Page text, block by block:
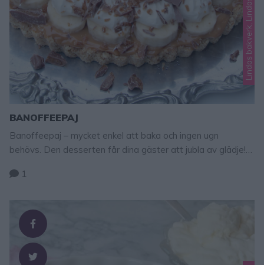
BANOFFEEPAJ
Banoffeepaj – mycket enkel att baka och ingen ugn
behövs. Den desserten får dina gäster att jubla av glädje!
kombo! TIPS! Följ mig gärna Lindas bakskola på
bitar …
1